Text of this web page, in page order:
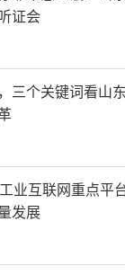
证会
三个关键词看山
业互联网重点平台
发展